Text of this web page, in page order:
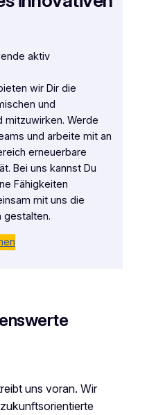
aktiv
wir Dir die
und
mitzuwirken. Werde
und arbeite mit an
erneuerbare
Bei uns kannst Du
Fähigkeiten
mit uns die
gestalten.
uns voran. Wir